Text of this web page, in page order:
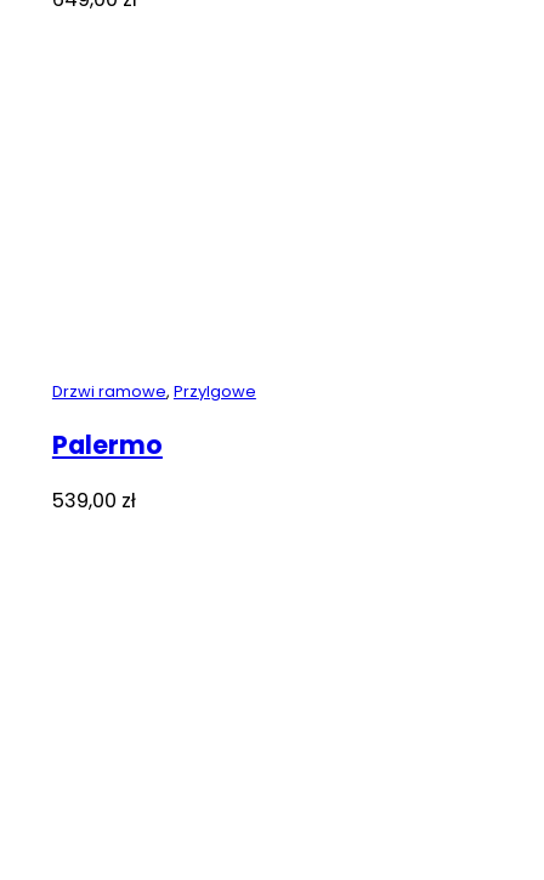
Drzwi ramowe, Przylgowe
Palermo
539,00 zł